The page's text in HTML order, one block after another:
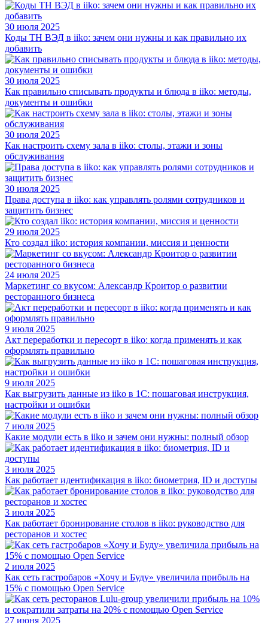
30 июля 2025
Коды ТН ВЭД в iiko: зачем они нужны и как правильно их
добавить
30 июля 2025
Как правильно списывать продукты и блюда в iiko: методы,
документы и ошибки
30 июля 2025
Как настроить схему зала в iiko: столы, этажи и зоны
обслуживания
30 июля 2025
Права доступа в iiko: как управлять ролями сотрудников и
защитить бизнес
29 июля 2025
Кто создал iiko: история компании, миссия и ценности
24 июля 2025
Маркетинг со вкусом: Александр Кроитор о развитии
ресторанного бизнеса
9 июля 2025
Акт переработки и пересорт в iiko: когда применять и как
оформлять правильно
9 июля 2025
Как выгрузить данные из iiko в 1С: пошаговая инструкция,
настройки и ошибки
7 июля 2025
Какие модули есть в iiko и зачем они нужны: полный обзор
3 июля 2025
Как работает идентификация в iiko: биометрия, ID и доступы
3 июля 2025
Как работает бронирование столов в iiko: руководство для
ресторанов и хостес
2 июля 2025
Как сеть гастробаров «Хочу и Буду» увеличила прибыль на
15% с помощью Open Service
27 июня 2025